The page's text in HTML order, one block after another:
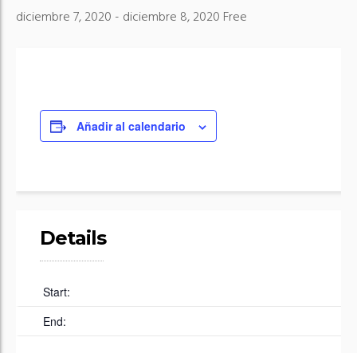
diciembre 7, 2020 - diciembre 8, 2020 Free
Añadir al calendario
Details
Start:
End: